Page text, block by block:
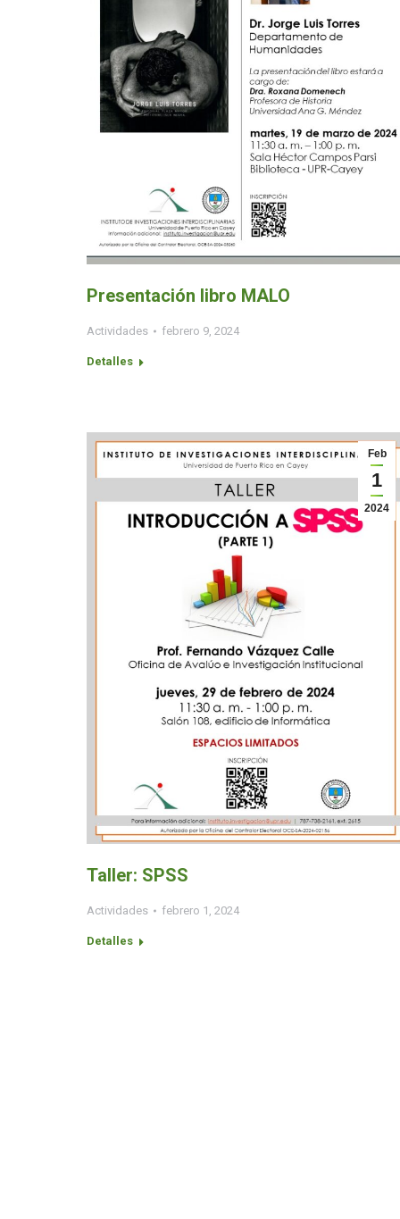
Presentación libro MALO
Actividades febrero 9, 2024
Detalles
Feb
1
2024
Taller: SPSS
Actividades febrero 1, 2024
Detalles